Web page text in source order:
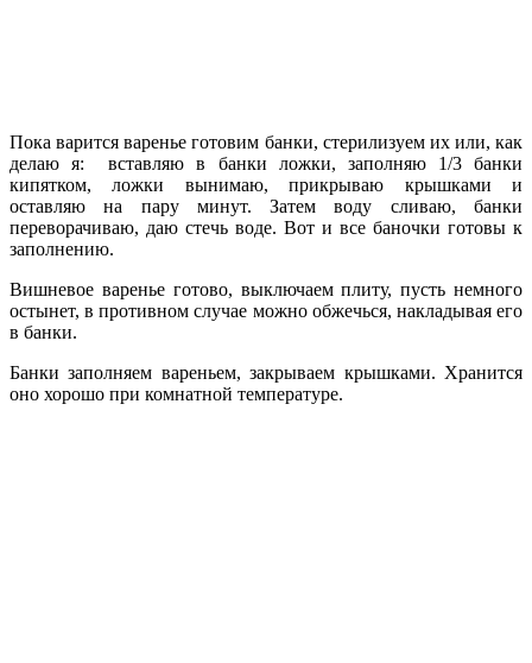
Пока варится варенье готовим банки, стерилизуем их или, как
делаю я: вставляю в банки ложки, заполняю 1/3 банки
кипятком, ложки вынимаю, прикрываю крышками и
оставляю на пару минут. Затем воду сливаю, банки
переворачиваю, даю стечь воде. Вот и все баночки готовы к
заполнению.
Вишневое варенье готово, выключаем плиту, пусть немного
остынет, в противном случае можно обжечься, накладывая его
в банки.
Банки заполняем вареньем, закрываем крышками. Хранится
оно хорошо при комнатной температуре.